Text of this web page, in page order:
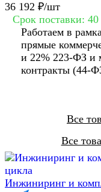
36 192 ₽/шт
Срок поставки:
Работаем в
прямые
и 22% 223-ФЗ и
контракты (44-
Все
Все
Инжиниринг и